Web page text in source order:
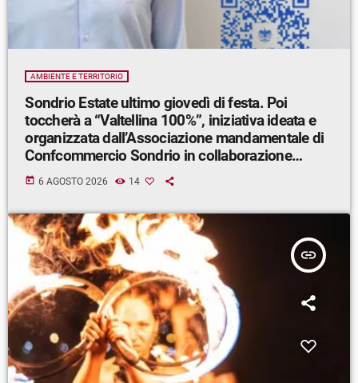
AMBIENTE E TERRITORIO
Sondrio Estate ultimo giovedì di festa. Poi
toccherà a “Valtellina 100%”, iniziativa ideata e
organizzata dall’Associazione mandamentale di
Confcommercio Sondrio in collaborazione
con Sondrio Shopping.
today 6 AGOSTO 2026 14
insert_link